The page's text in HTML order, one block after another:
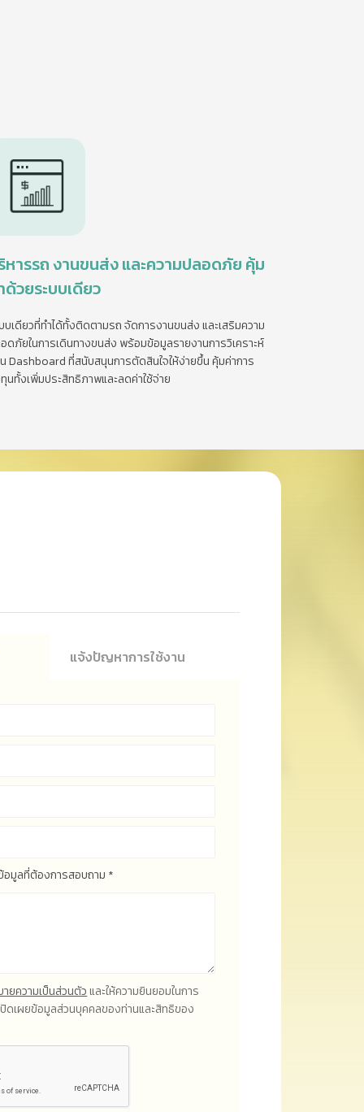
หารรถ งานขนส่ง และความปลอดภัย คุ้ม
ด้วยระบบเดียว
บเดียวที่ทำได้ทั้งติดตามรถ จัดการงานขนส่ง และเสริมความ
ดภัยในการเดินทางขนส่ง พร้อมข้อมูลรายงานการวิเคราะห์
Dashboard ที่สนับสนุนการตัดสินใจให้ง่ายขึ้น คุ้มค่าการ
นทั้งเพิ่มประสิทธิภาพและลดค่าใช้จ่าย
แจ้งปัญหาการใช้งาน
อมูลที่ต้องการสอบถาม *
ายความเป็นส่วนตัวและให้ความยินยอมในการ
ปิดเผยข้อมูลส่วนบุคคลของท่านและสิทธิของ